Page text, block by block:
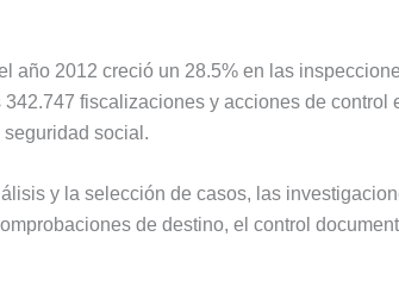
año 2012 creció un 28.5% en las
fiscalizaciones y acciones de control
social.
y la selección de casos, las
de destino, el control